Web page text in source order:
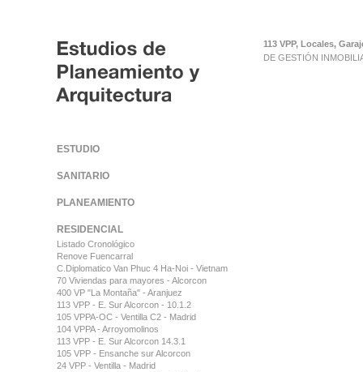
ESTUDIO
SANITARIO
PLANEAMIENTO
RESIDENCIAL
Listado Cronológico
Renove Fuencarral
C.Diplomatico Van Phuc 4 Ha-Noi - Vietnam
70 Viviendas para mayores - Alcorcon
400 VP "La Montaña" - Aranjuez
113 VPP - E. Sur Alcorcon - 10.1.2
105 VPPA-OC - Ventilla C2 - Madrid
104 VPPA - Arroyomolinos
113 VPP - E. Sur Alcorcon 14.3.1
105 VPP - Ensanche sur Alcorcon
24 VPP - Ventilla - Madrid
113 VPP, Locales,
DE GESTIÓN